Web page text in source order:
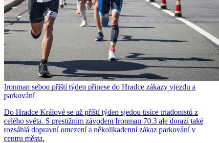
Ironman sebou příští týden přinese do Hradce zákazy vjezdu a
parkování
Do Hradce Králové se už příští týden sjedou tisíce triatlonistů z
celého světa. S prestižním závodem Ironman 70.3 ale dorazí také
rozsáhlá dopravní omezení a několikadenní zákaz parkování v
centru města.